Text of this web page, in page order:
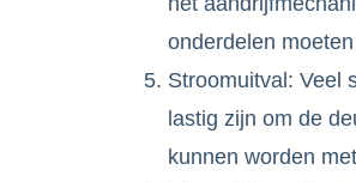
onderdelen
Stroomuitval: Veel
lastig zijn om de
kunnen worden